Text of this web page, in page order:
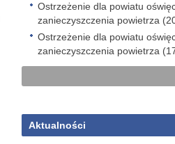
Ostrzeżenie dla powiatu
zanieczyszczenia powietrza
Ostrzeżenie dla powiatu
zanieczyszczenia powietrza
Aktualności